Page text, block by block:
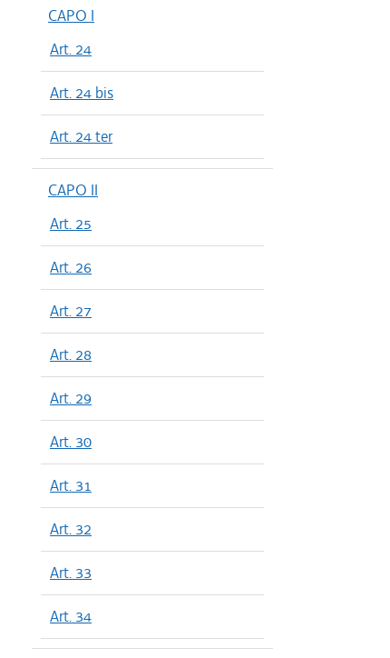
CAPO I
Art. 24
Art. 24 bis
Art. 24 ter
CAPO II
Art. 25
Art. 26
Art. 27
Art. 28
Art. 29
Art. 30
Art. 31
Art. 32
Art. 33
Art. 34